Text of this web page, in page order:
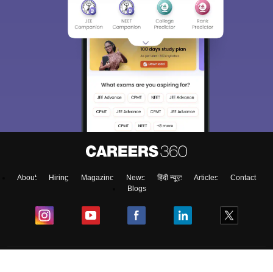
About Hiring Magazine News हिंदी न्यूज़ Articles
Contact
Blogs